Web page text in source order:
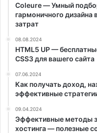
Coleure — Умный
гармоничного дизайна
затрат
08.08.2024
HTML5 UP —
CSS3 для вашего сайта
07.06.2024
Как получать доход,
эффективные
09.04.2024
Эффективные методы
хостинга — полезные